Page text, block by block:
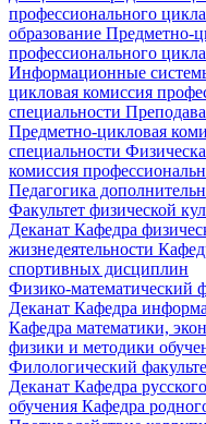
профессионального
образование Предметно-
профессионального
Информационные
цикловая комиссия
специальности
Предметно-цикловая
специальности
комиссия
Педагогика
Факультет физической
Деканат Кафедра
жизнедеятельности
спортивных дисциплин
Физико-математический
Деканат Кафедра
Кафедра математики,
физики и методики
Филологический
Деканат Кафедра
обучения Кафедра